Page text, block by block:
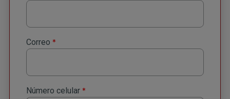
Correo *
Número celular *